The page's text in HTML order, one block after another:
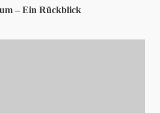
– Ein Rückblick